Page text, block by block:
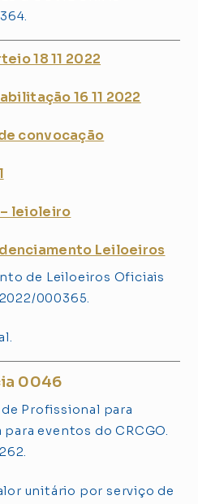
18 11 2022
16 11 2022
convocação
leioleiro
Leiloeiros
de Leiloeiros Oficiais
000365.
0046
Profissional para
eventos do CRCGO.
unitário por serviço de